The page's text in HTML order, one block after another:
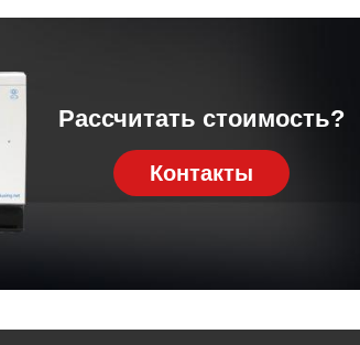
Рассчитать стоимость?
Контакты